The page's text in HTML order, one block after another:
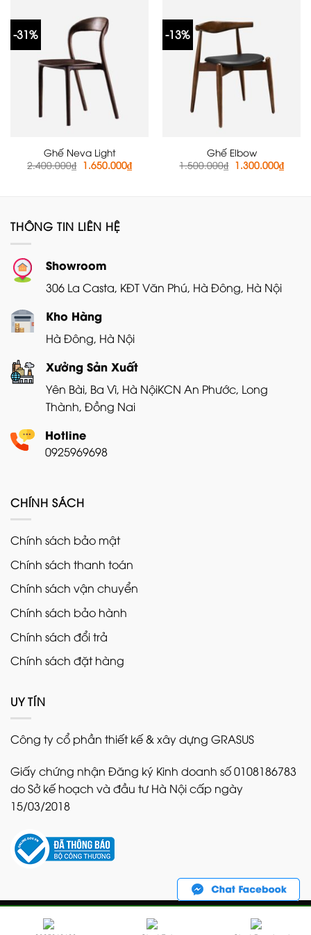
-31%
Ghế Neva Light
2.400.000₫ Giá
gốc
1.650.000₫Giá
hiện
-13%
Ghế Elbow
1.500.000₫ Giá
gốc
1.300.000₫Giá
hiện
THÔNG TIN LIÊN HỆ
Showroom
306 La Casta, KĐT Văn Phú, Hà Đông, Hà Nội
Kho Hàng
Hà Đông, Hà Nội
Xưởng Sản Xuất
Yên Bài, Ba Vì, Hà NộiKCN An Phước, Long
Thành, Đồng Nai
Hotline
0925969698
CHÍNH SÁCH
Chính sách bảo mật
Chính sách thanh toán
Chính sách vận chuyển
Chính sách bảo hành
Chính sách đổi trả
Chính sách đặt hàng
UY TÍN
Công ty cổ phần thiết kế & xây dựng GRASUS
Giấy chứng nhận Đăng ký Kinh doanh số 0108186783
do Sở kế hoạch và đầu tư Hà Nội cấp ngày
15/03/2018
cấm sao chép dưới mọi hình thức